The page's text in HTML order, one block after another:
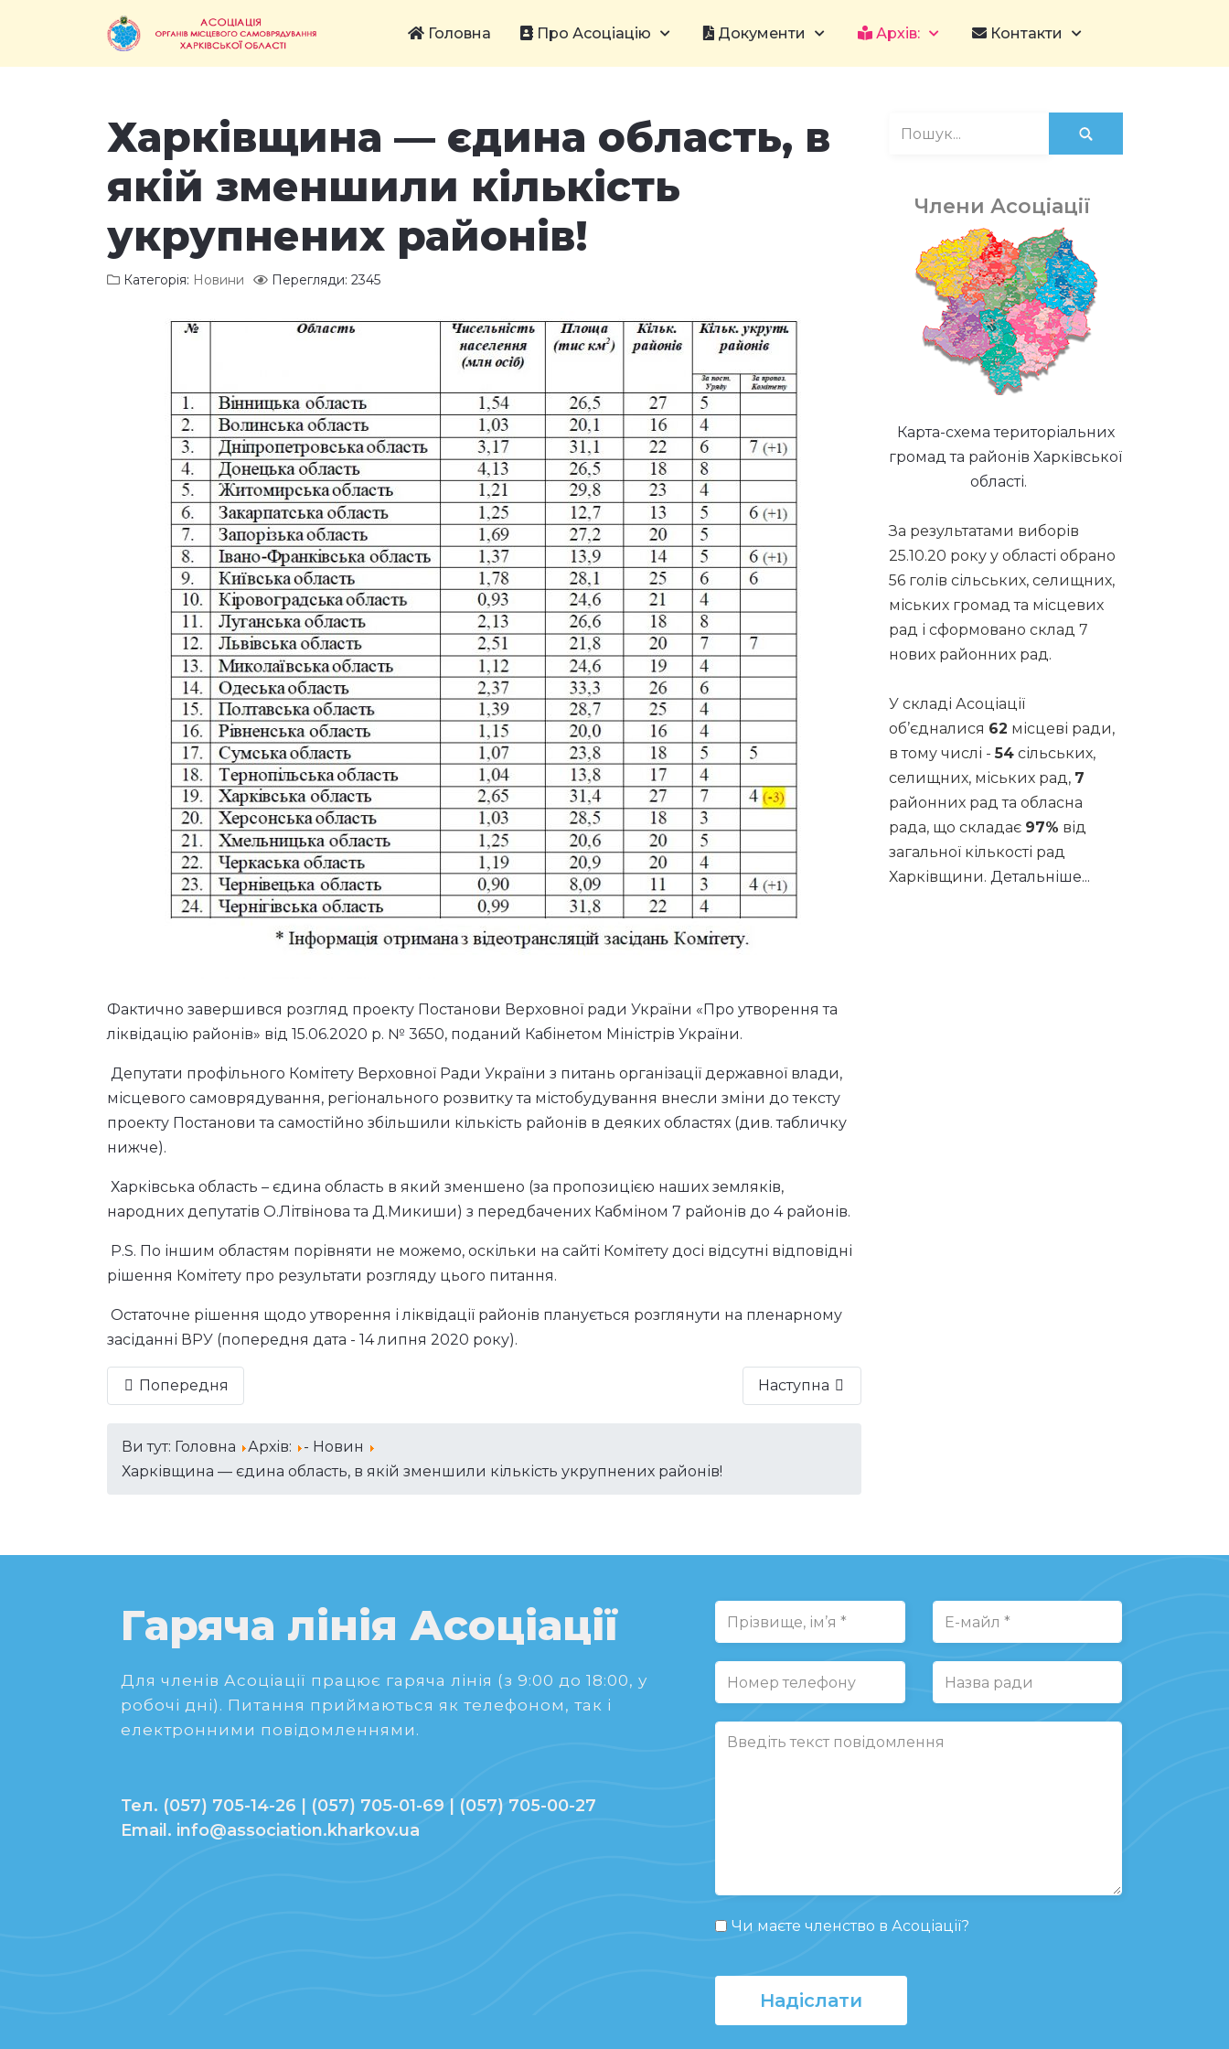
Головна Про Асоціацію Документи Архів: Контакти
Харківщина — єдина область, в
якій зменшили кількість
укрупнених районів!
Категорія: Новини Перегляди: 2345
Фактично завершився розгляд проекту Постанови Верховної ради України «Про утворення та
ліквідацію районів» від 15.06.2020 р. № 3650, поданий Кабінетом Міністрів України.
Депутати профільного Комітету Верховної Ради України з питань організації державної влади,
місцевого самоврядування, регіонального розвитку та містобудування внесли зміни до тексту
проекту Постанови та самостійно збільшили кількість районів в деяких областях (див. табличку
нижче).
Харківська область – єдина область в який зменшено (за пропозицією наших земляків,
народних депутатів О.Літвінова та Д.Микиши) з передбачених Кабміном 7 районів до 4 районів.
P.S. По іншим областям порівняти не можемо, оскільки на сайті Комітету досі відсутні відповідні
рішення Комітету про результати розгляду цього питання.
Остаточне рішення щодо утворення і ліквідації районів планується розглянути на пленарному
засіданні ВРУ (попередня дата - 14 липня 2020 року).
Попередня Наступна
Ви тут: Головна Архів:
- Новин
Харківщина — єдина область, в якій зменшили кількість укрупнених районів!
Члени Асоціації
Карта-схема територіальних
громад та районів Харківської
області.
За результатами виборів
25.10.20 року у області обрано
56 голів сільських, селищних,
міських громад та місцевих
рад і сформовано склад 7
нових районних рад.
У складі Асоціації
об’єдналися 62 місцеві ради,
в тому числі -54 сільських,
селищних, міських рад, 7
районних рад та обласна
рада, що складає 97% від
загальної кількості рад
Харківщини. Детальніше...
Гаряча лінія Асоціації
Для членів Асоціації працює гаряча лінія (з 9:00 до 18:00, у
робочі дні). Питання приймаються як телефоном, так і
електронними повідомленнями.
Тел. (057) 705-14-26 | (057) 705-01-69 | (057) 705-00-27
Email. info@association.kharkov.ua
Чи маєте членство в Асоціації?
Надіслати